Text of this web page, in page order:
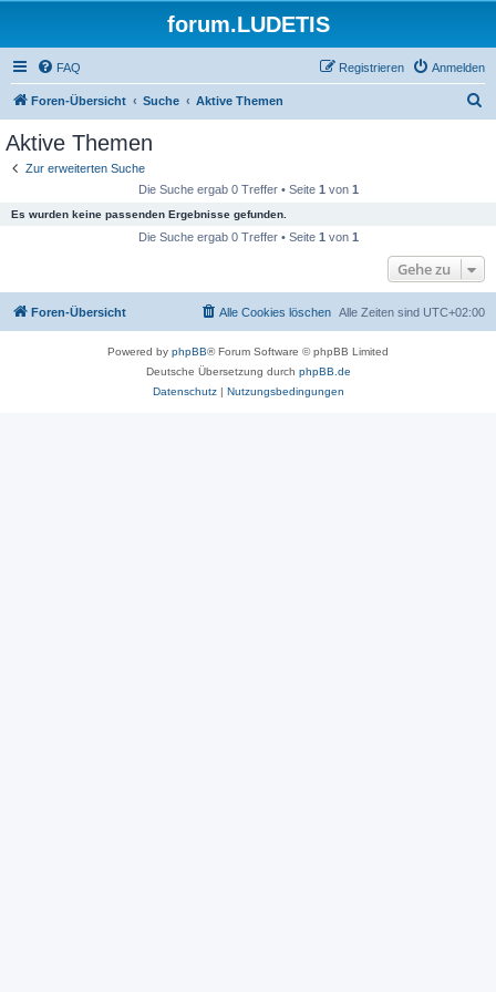
forum.LUDETIS
FAQ Anmelden
Registrieren
Foren-Übersicht Suche Aktive Themen
Aktive Themen
Zur erweiterten Suche
Die Suche ergab 0 Treffer • Seite 1 von 1
Es wurden keine passenden Ergebnisse gefunden.
Die Suche ergab 0 Treffer • Seite 1 von 1
Gehe zu
Foren-Übersicht Alle Zeiten sind UTC+02:00
Alle Cookies löschen
Powered by phpBB® Forum Software © phpBB Limited
Deutsche Übersetzung durch phpBB.de
Datenschutz| Nutzungsbedingungen